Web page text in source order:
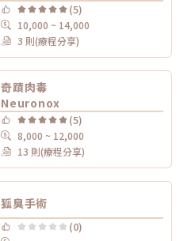
(5)
10,000 ~ 14,000
3 則(療程分享)
奇蹟肉毒
Neuronox
(5)
8,000 ~ 12,000
13 則(療程分享)
狐臭手術
(0)